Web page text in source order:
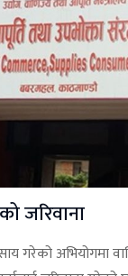
जरिवाना
गरेको अभियोगमा